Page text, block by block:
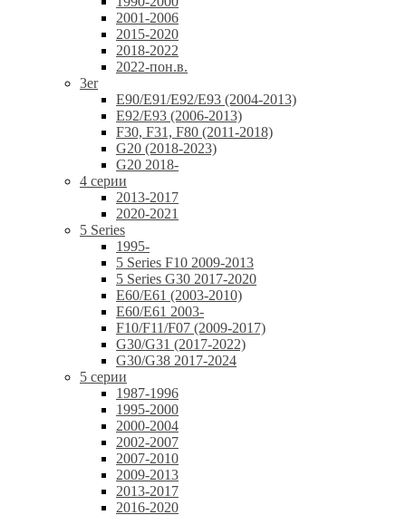
2001-2006
2015-2020
2018-2022
2022-пон.в.
3er
E90/E91/E92/E93 (2004-2013)
E92/E93 (2006-2013)
F30, F31, F80 (2011-2018)
G20 (2018-2023)
G20 2018-
4 серии
2013-2017
2020-2021
5 Series
1995-
5 Series F10 2009-2013
5 Series G30 2017-2020
E60/E61 (2003-2010)
E60/E61 2003-
F10/F11/F07 (2009-2017)
G30/G31 (2017-2022)
G30/G38 2017-2024
5 серии
1987-1996
1995-2000
2000-2004
2002-2007
2007-2010
2009-2013
2013-2017
2016-2020